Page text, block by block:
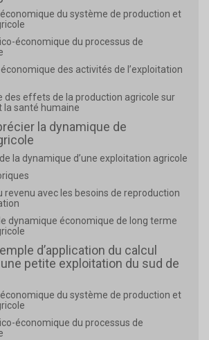
du système de production et
économique du processus de
des activités de l’exploitation
des effets de la production agricole sur
la santé humaine
la dynamique de
la dynamique d’une exploitation agricole
revenu avec les besoins de reproduction
dynamique économique de long terme
d’application du calcul
petite exploitation du sud de
du système de production et
économique du processus de